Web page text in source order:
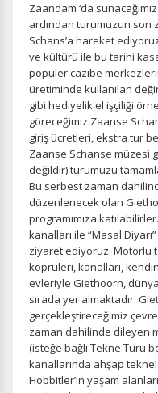
Zaandam ‘da
ardından turumuzun son
Schans’a hareket
ve kültürü ile bu tarihi
popüler cazibe
üretiminde kullanılan
gibi hediyelik el işçiliği
göreceğimiz Zaanse
giriş ücretleri, ekstra tur
Zaanse Schanse müzesi
değildir) turumuzu
Bu serbest zaman
düzenlenecek olan
programımıza
kanalları ile “Masal
ziyaret ediyoruz. Motorlu
köprüleri, kanalları,
evleriyle Giethoorn,
sırada yer almaktadır.
gerçekleştireceğimiz
zaman dahilinde dileyen
(isteğe bağlı Tekne Turu
kanallarında ahşap
Hobbitler’in yaşam